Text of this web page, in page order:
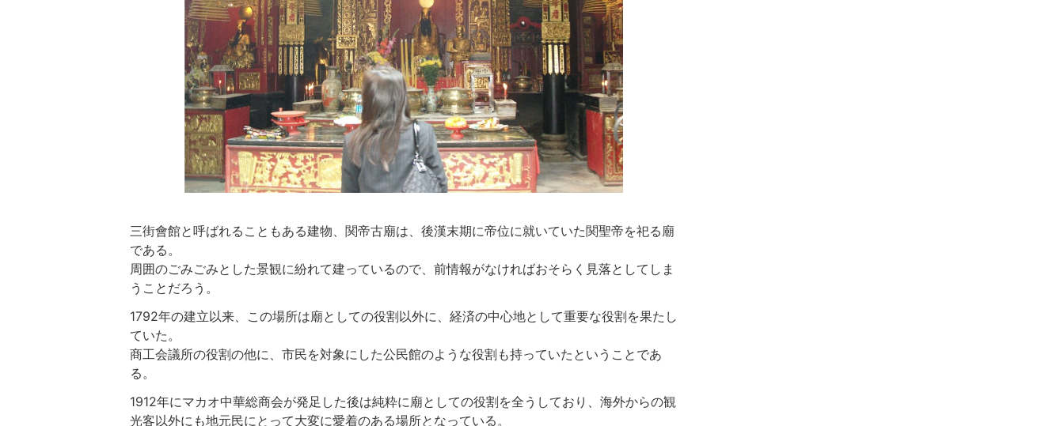
三街會館と呼ばれることもある建物、関帝古廟は、後漢末期に帝位に就いていた関聖帝を祀る廟
である。
周囲のごみごみとした景観に紛れて建っているので、前情報がなければおそらく見落としてしま
うことだろう。
1792年の建立以来、この場所は廟としての役割以外に、経済の中心地として重要な役割を果たし
ていた。
商工会議所の役割の他に、市民を対象にした公民館のような役割も持っていたということであ
る。
1912年にマカオ中華総商会が発足した後は純粋に廟としての役割を全うしており、海外からの観
光客以外にも地元民にとって大変に愛着のある場所となっている。